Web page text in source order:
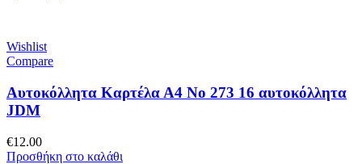
Wishlist
Compare
Αυτοκόλλητα Καρτέλα Α4 No 273 16 αυτοκόλλητα
JDM
€12.00
Προσθήκη στο καλάθι